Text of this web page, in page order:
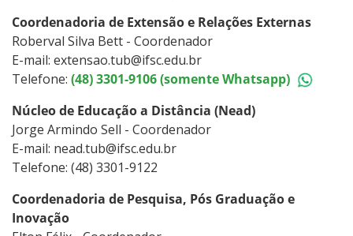
Coordenadoria de Extensão e Relações Externas
Roberval Silva Bett - Coordenador
E-mail: extensao.tub@ifsc.edu.br
Telefone: (48) 3301-9106 (somente Whatsapp)
Núcleo de Educação a Distância (Nead)
Jorge Armindo Sell - Coordenador
E-mail: nead.tub@ifsc.edu.br
Telefone: (48) 3301-9122
Coordenadoria de Pesquisa, Pós Graduação e
Inovação